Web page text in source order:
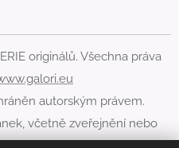
originálů. Všechna práva
autorským právem.
včetně zveřejnění nebo